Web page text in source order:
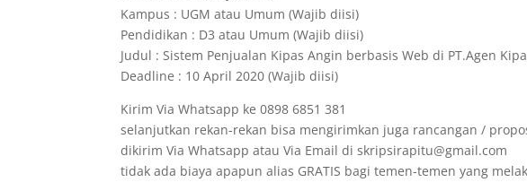
Kampus : UGM atau Umum (Wajib diisi)
Pendidikan : D3 atau Umum (Wajib diisi)
Judul : Sistem Penjualan Kipas Angin berbasis Web di PT.Agen
Deadline : 10 April 2020 (Wajib diisi)
Kirim Via Whatsapp ke 0898 6851 381
selanjutkan rekan-rekan bisa mengirimkan juga rancangan /
dikirim Via Whatsapp atau Via Email di skripsirapitu@gmail.com
tidak ada biaya apapun alias GRATIS bagi temen-temen yang